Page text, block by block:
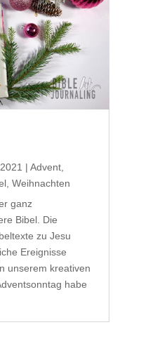
| Advent,
, Weihnachten
ganz
Bibel. Die
zu Jesu
Ereignisse
unserem kreativen
habe